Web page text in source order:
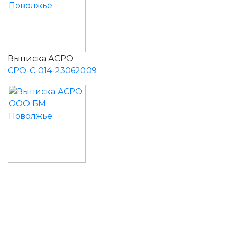
Выписка АСРО
СРО-С-014-23062009